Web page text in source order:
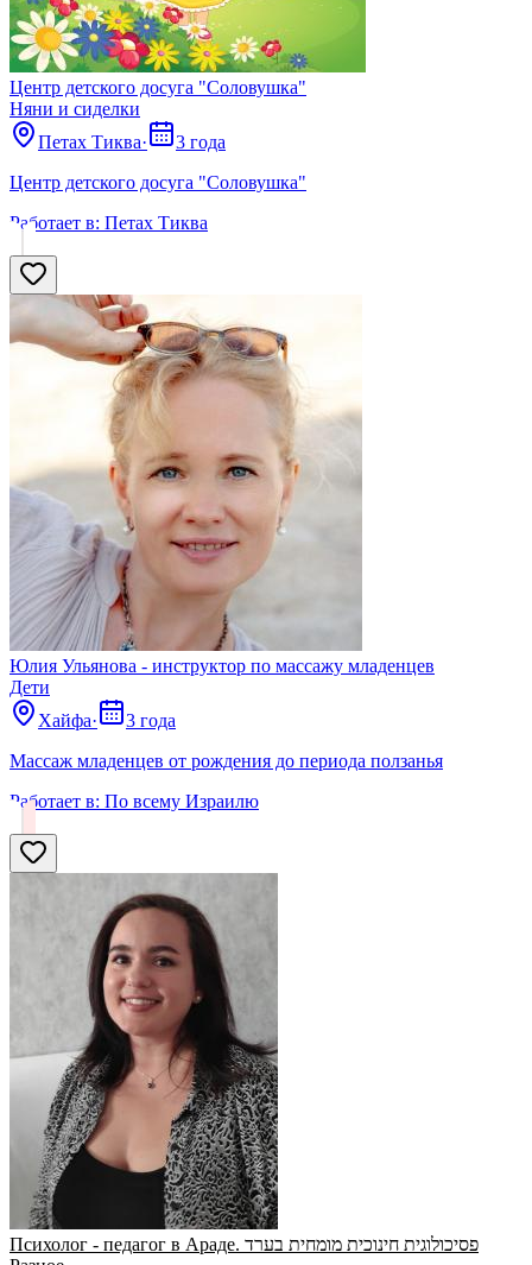
Центр детского досуга "Соловушка"
Няни и сиделки
Петах Тиква·
3 года
Центр детского досуга "Соловушка"
Работает в: Петах Тиква
Юлия Ульянова - инструктор по массажу младенцев
Дети
Хайфа·
3 года
Массаж младенцев от рождения до периода ползанья
Работает в: По всему Израилю
Психолог - педагог в Араде. פסיכולוגית חינוכית מומחית בערד